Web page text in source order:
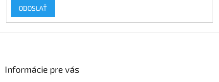
ODOSLAŤ
Informácie pre vás